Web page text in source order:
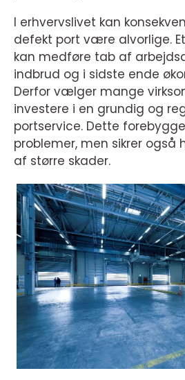
I erhvervslivet kan
defekt port være alvorlige.
kan medføre tab af
indbrud og i sidste ende
Derfor vælger mange
investere i en grundig og
portservice. Dette
problemer, men sikrer også
af større skader.